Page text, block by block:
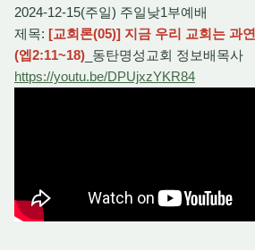
2024-12-15(주일) 주일낮1부예배
제목: [교회론(05)] 지금 우리 교회는 과
(엡2:11~18) _동탄명성교회 정보배목사
https://youtu.be/DPUjxzYKR84